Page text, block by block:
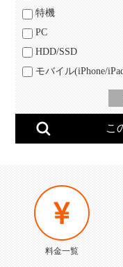
特機
PC
HDD/SSD
モバイル(iPhone/
料金一覧